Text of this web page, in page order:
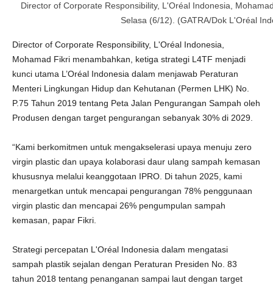
Director of Corporate Responsibility, L'Oréal Indonesia,
Selasa (6/12). (GATRA/Dok L'Oréal
Director of Corporate Responsibility, L'Oréal Indonesia,
Mohamad Fikri menambahkan, ketiga strategi L4TF menjadi
kunci utama L’Oréal Indonesia dalam menjawab Peraturan
Menteri Lingkungan Hidup dan Kehutanan (Permen LHK) No.
P.75 Tahun 2019 tentang Peta Jalan Pengurangan Sampah oleh
Produsen dengan target pengurangan sebanyak 30% di 2029.
“Kami berkomitmen untuk mengakselerasi upaya menuju zero
virgin plastic dan upaya kolaborasi daur ulang sampah kemasan
khususnya melalui keanggotaan IPRO. Di tahun 2025, kami
menargetkan untuk mencapai pengurangan 78% penggunaan
virgin plastic dan mencapai 26% pengumpulan sampah
kemasan, papar Fikri.
Strategi percepatan L'Oréal Indonesia dalam mengatasi
sampah plastik sejalan dengan Peraturan Presiden No. 83
tahun 2018 tentang penanganan sampai laut dengan target